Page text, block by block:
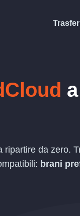
a
ripartire da zero.
brani